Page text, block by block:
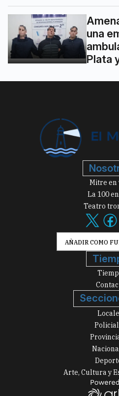
una
Plata
Mitre en
La 100
Teatro
AÑADIR COMO
Arte, Cultura y